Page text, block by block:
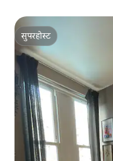
सुपरहोस्ट
सुपरहोस्ट